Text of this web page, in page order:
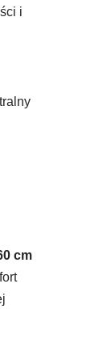
i
cm